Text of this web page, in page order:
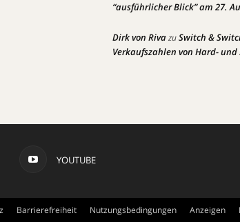
“ausführlicher Blick” am 27.
Dirk von RivazuSwitch &
Verkaufszahlen von Hard- und
YOUTUBE
Barrierefreiheit Nutzungsbedingungen Anzeigen